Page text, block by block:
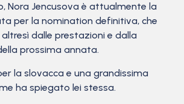
Nora Jencusova è attualmente la
per la nomination definitiva, che
dalle prestazioni e dalla
prossima annata.
la slovacca e una grandissima
ha spiegato lei stessa.